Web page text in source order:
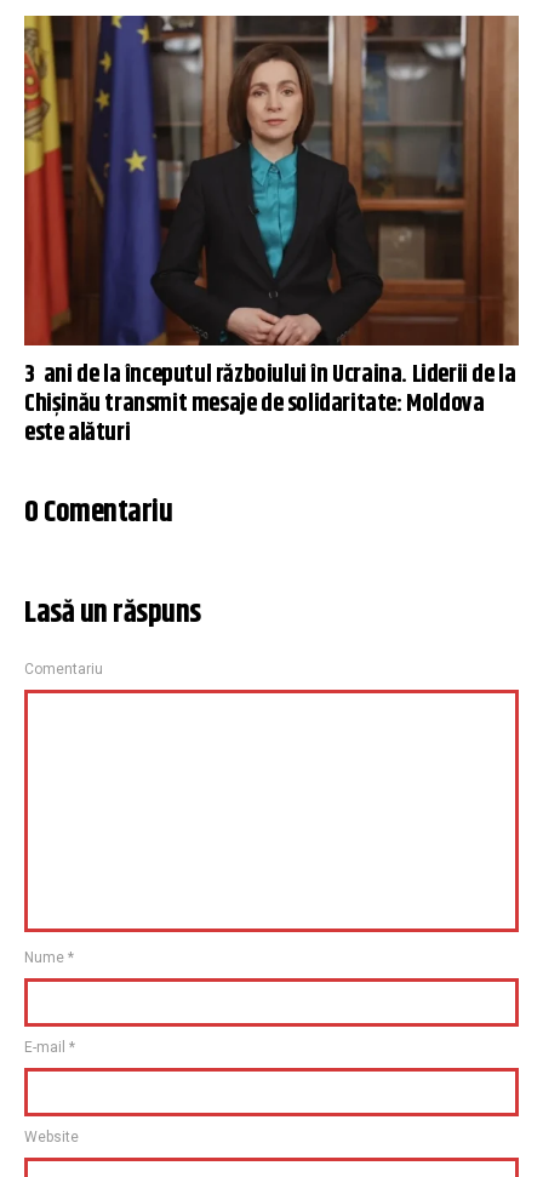
3 ani de la începutul războiului în Ucraina. Liderii de la
Chișinău transmit mesaje de solidaritate: Moldova
este alături
0 Comentariu
Lasă un răspuns
Comentariu
Nume *
E-mail *
Website